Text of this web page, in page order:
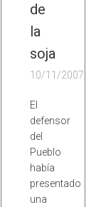
de
la
soja
10/11/2007
El
defensor
del
Pueblo
había
presentado
una